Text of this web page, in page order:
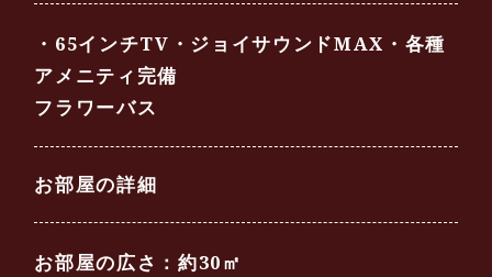
・65インチTV・ジョイサウンドMAX・各種
アメニティ完備
フラワーバス
お部屋の詳細
お部屋の広さ：約30㎡